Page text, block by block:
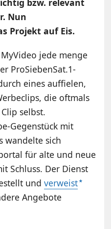
bzw. relevant
Nun
Projekt auf Eis.
jede menge
ProSiebenSat.1-
eines auffielen,
die oftmals
selbst.
Gegenstück mit
wandelte sich
für alte und neue
Schluss. Der Dienst
undverweist
Angebote